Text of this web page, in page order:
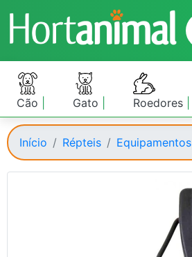
Cão Gato Roedores
Início Répteis Equipamentos